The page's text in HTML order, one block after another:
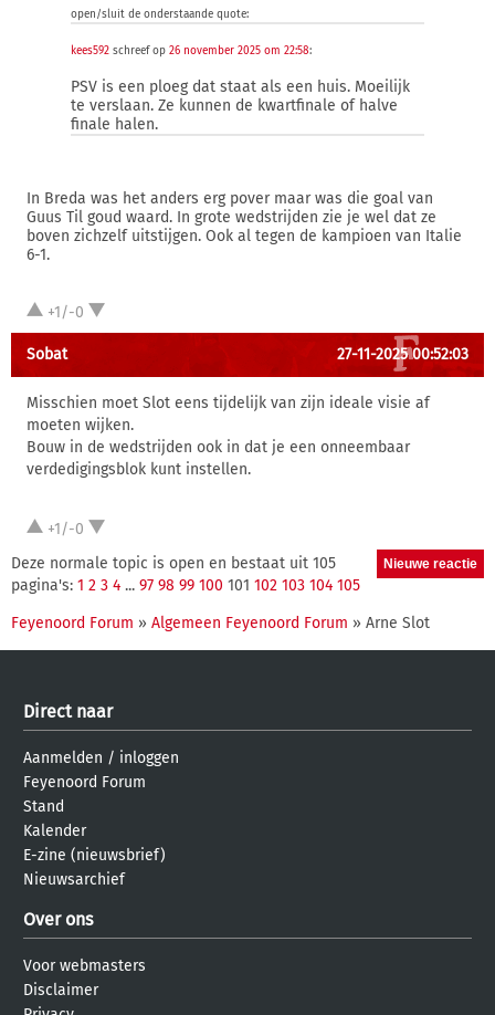
open/sluit de onderstaande quote:
kees592 schreef op 26 november 2025 om 22:58:
PSV is een ploeg dat staat als een huis. Moeilijk
te verslaan. Ze kunnen de kwartfinale of halve
finale halen.
In Breda was het anders erg pover maar was die goal van
Guus Til goud waard. In grote wedstrijden zie je wel dat ze
boven zichzelf uitstijgen. Ook al tegen de kampioen van Italie
6-1.
+1/-0
Sobat 27-11-2025 00:52:03
Misschien moet Slot eens tijdelijk van zijn ideale visie af
moeten wijken.
Bouw in de wedstrijden ook in dat je een onneembaar
verdedigingsblok kunt instellen.
+1/-0
Deze normale topic is open en bestaat uit 105
pagina's: 1 2 3 4 ... 97 98 99 100 101 102 103 104 105
Feyenoord Forum » Algemeen Feyenoord Forum » Arne Slot
Direct naar
Aanmelden / inloggen
Feyenoord Forum
Stand
Kalender
E-zine (nieuwsbrief)
Nieuwsarchief
Over ons
Voor webmasters
Disclaimer